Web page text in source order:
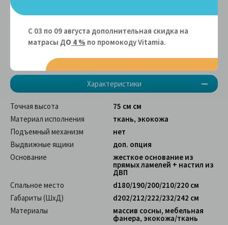
Характеристики
Точная высота
75 см см
Материал исполнения
ткань, экокожа
Подъемный механизм
нет
Выдвижные ящики
доп. опция
Основание
жесткое основание из
прямых ламелей + настил из
ДВП
Спальное место
d180/190/200/210/220 см
Габариты (ШхД)
d202/212/222/232/242 см
Материалы
массив сосны, мебельная
фанера, экокожа/ткань
С 03 по 09 августа дополнительная скидка на
матрасы ДО 4 % по промокоду Vitamiа.